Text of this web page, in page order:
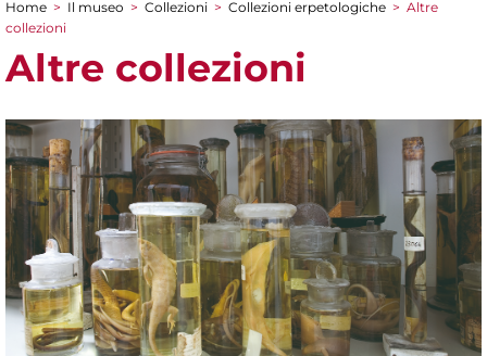
Tu sei qui
Home > Il museo > Collezioni > Collezioni erpetologiche > Altre
collezioni
Altre collezioni